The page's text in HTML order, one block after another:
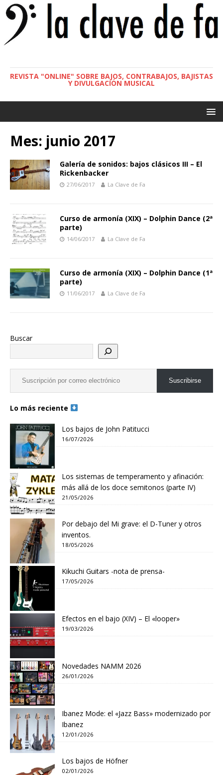
REVISTA "ONLINE" SOBRE BAJOS, CONTRABAJOS, BAJISTAS
Y DIVULGACIÓN MUSICAL
Mes: junio 2017
Galería de sonidos: bajos clásicos III – El
Rickenbacker
27/06/2017 La Clave de Fa
Curso de armonía (XIX) – Dolphin Dance (2ª
parte)
14/06/2017 La Clave de Fa
Curso de armonía (XIX) – Dolphin Dance (1ª
parte)
11/06/2017 La Clave de Fa
Buscar
Suscribirse
Lo más reciente
Los bajos de John Patitucci
16/07/2026
Los sistemas de temperamento y afinación:
más allá de los doce semitonos (parte IV)
21/05/2026
Por debajo del Mi grave: el D-Tuner y otros
inventos.
18/05/2026
Kikuchi Guitars -nota de prensa-
17/05/2026
Efectos en el bajo (XIV) – El «looper»
19/03/2026
Novedades NAMM 2026
26/01/2026
Ibanez Mode: el «Jazz Bass» modernizado por
Ibanez
12/01/2026
Los bajos de Höfner
02/01/2026